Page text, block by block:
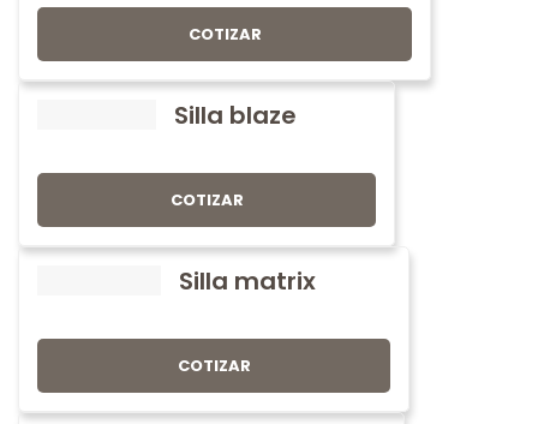
COTIZAR
Silla blaze
COTIZAR
Silla matrix
COTIZAR